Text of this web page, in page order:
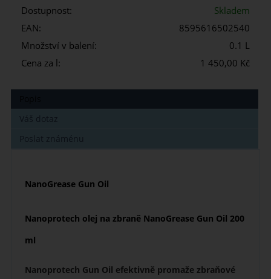
Dostupnost:
Skladem
EAN:
8595616502540
Množství v balení:
0.1 L
Cena za l:
1 450,00 Kč
Váš dotaz
Poslat známénu
NanoGrease Gun Oil
Nanoprotech olej na zbraně NanoGrease Gun Oil 200
ml
Nanoprotech Gun Oil efektivně promaže zbraňové